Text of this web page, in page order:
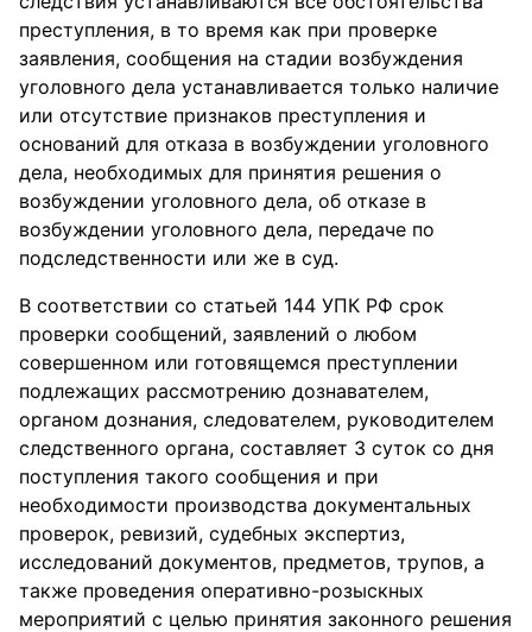
преступления, в то время как при проверке
заявления, сообщения на стадии возбуждения
уголовного дела устанавливается только наличие
или отсутствие признаков преступления и
оснований для отказа в возбуждении уголовного
дела, необходимых для принятия решения о
возбуждении уголовного дела, об отказе в
возбуждении уголовного дела, передаче по
подследственности или же в суд.
В соответствии со статьей 144 УПК РФ срок
проверки сообщений, заявлений о любом
совершенном или готовящемся преступлении
подлежащих рассмотрению дознавателем,
органом дознания, следователем, руководителем
следственного органа, составляет 3 суток со дня
поступления такого сообщения и при
необходимости производства документальных
проверок, ревизий, судебных экспертиз,
исследований документов, предметов, трупов, а
также проведения оперативно-розыскных
мероприятий с целью принятия законного решения